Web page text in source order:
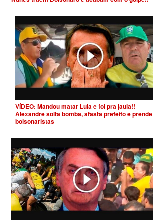
VÍDEO: Mandou matar Lula e foi pra jaula!!
Alexandre solta bomba, afasta prefeito e prende
bolsonaristas